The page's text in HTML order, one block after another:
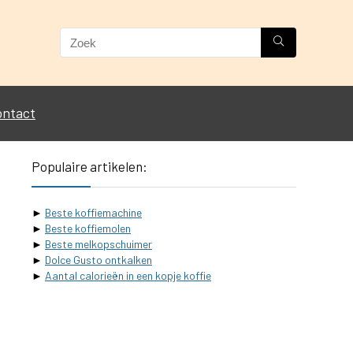
Populaire artikelen:
► Beste koffiemachine
► Beste koffiemolen
► Beste melkopschuimer
► Dolce Gusto ontkalken
► Aantal calorieën in een kopje koffie